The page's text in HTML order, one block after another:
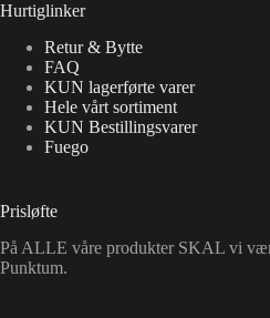
Hurtiglinker
Retur & Bytte
FAQ
KUN lagerførte varer
Hele vårt sortiment
KUN Bestillingsvarer
Fuego
Prisløfte
På ALLE våre produkter SKAL vi
Punktum.